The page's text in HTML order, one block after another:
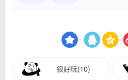
很好玩(10)